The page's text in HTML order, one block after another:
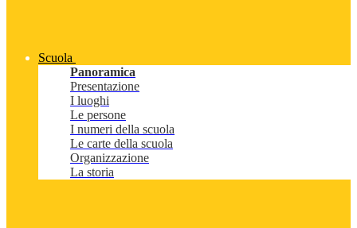
Scuola
Panoramica
Presentazione
I luoghi
Le persone
I numeri della scuola
Le carte della scuola
Organizzazione
La storia